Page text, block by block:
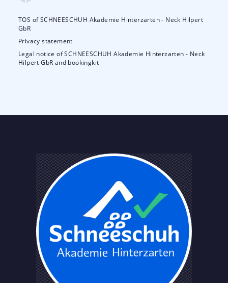
TOS of SCHNEESCHUH Akademie Hinterzarten - Neck Hilpert
GbR
Privacy statement
Legal notice of SCHNEESCHUH Akademie Hinterzarten - Neck
Hilpert GbR and bookingkit